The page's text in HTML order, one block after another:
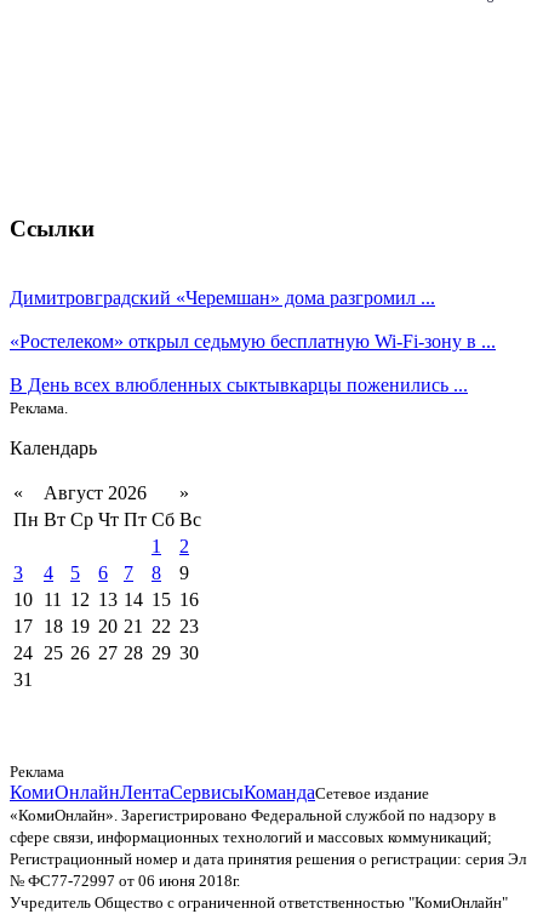
Ссылки
Димитровградский «Черемшан» дома разгромил ...
«Ростелеком» открыл седьмую бесплатную Wi-Fi-зону в ...
В День всех влюбленных сыктывкарцы поженились ...
Реклама.
Календарь
« Август 2026
»
Пн Вт Ср Чт Пт Сб Вс
1
2
3
4 5 6 7 8
9
10 11 12 13 14 15 16
17 18 19 20 21 22 23
24 25 26 27 28 29 30
31
Реклама
КомиОнлайнЛентаСервисыКомандаСетевое издание
«КомиОнлайн». Зарегистрировано Федеральной службой по надзору в
сфере связи, информационных технологий и массовых коммуникаций;
Регистрационный номер и дата принятия решения о регистрации: серия Эл
№ ФС77-72997 от 06 июня 2018г.
Учредитель Общество с ограниченной ответственностью "КомиОнлайн"